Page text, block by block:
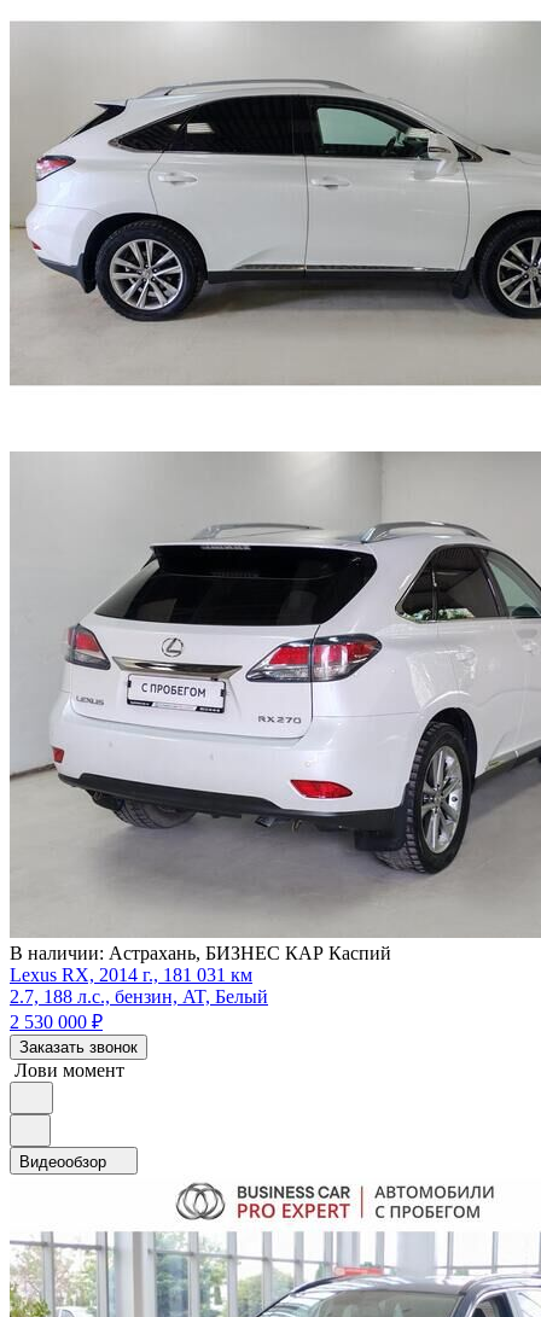
В наличии: Астрахань, БИЗНЕС КАР Каспий
Lexus RX, 2014 г., 181 031 км
2.7, 188 л.с., бензин, AT, Белый
2 530 000 ₽
Заказать звонок
Лови момент
Видеообзор